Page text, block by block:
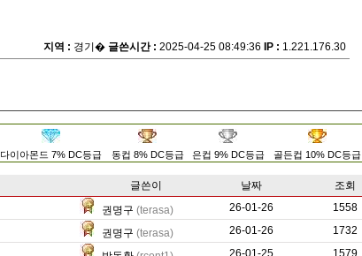
지역 : 경기� 글쓴시간 : 2025-04-25 08:49:36 IP : 1.221.176.30
다이아몬드 7% DC등급 동컵 8% DC등급 은컵 9% DC등급 골든컵 10% DC등급
글쓴이 날짜
조회
권명구 (terasa) 26-01-26
1558
권명구 (terasa) 26-01-26
1732
26-01-25
1579